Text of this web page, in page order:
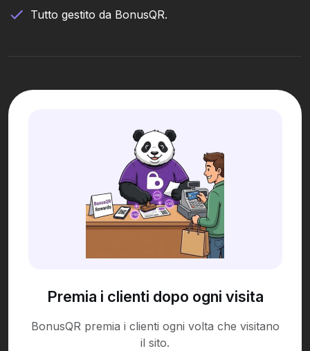
Tutto gestito da BonusQR.
Premia i clienti dopo ogni visita
BonusQR premia i clienti ogni volta che visitano
il sito.